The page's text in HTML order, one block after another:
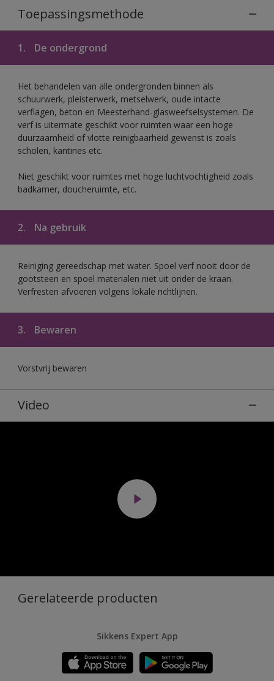
Toepassingsmethode
1. De ondergrond
Het behandelen van alle ondergronden binnen als
schuurwerk, pleisterwerk, metselwerk, oude intacte
verflagen, beton en Meesterhand-glasweefselsystemen. De
verf is uitermate geschikt voor ruimten waar een hoge
duurzaamheid of vlotte reinigbaarheid gewenst is zoals
scholen, kantines etc.
Niet geschikt voor ruimtes met hoge luchtvochtigheid zoals
badkamer, doucheruimte, etc.
2. Na gebruik
Reiniging gereedschap met water. Spoel verf nooit door de
gootsteen en spoel materialen niet uit onder de kraan.
Verfresten afvoeren volgens lokale richtlijnen.
3. Bewaren
Vorstvrij bewaren
Video
Gerelateerde producten
Sikkens Expert App